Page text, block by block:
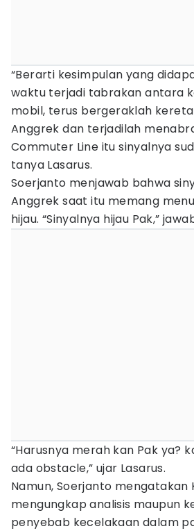
“Berarti kesimpulan yang
waktu terjadi tabrakan antara
mobil, terus bergeraklah
Anggrek dan terjadilah
Commuter Line itu sinyalnya
tanya Lasarus.
Soerjanto menjawab bahwa
Anggrek saat itu memang
hijau. “Sinyalnya hijau Pak,”
“Harusnya merah kan Pak ya?
ada obstacle,” ujar Lasarus.
Namun, Soerjanto mengatakan
mengungkap analisis maupun
penyebab kecelakaan dalam